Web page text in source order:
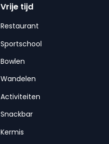
Vrije tijd
Restaurant
Sportschool
Bowlen
Wandelen
Activiteiten
Snackbar
Kermis